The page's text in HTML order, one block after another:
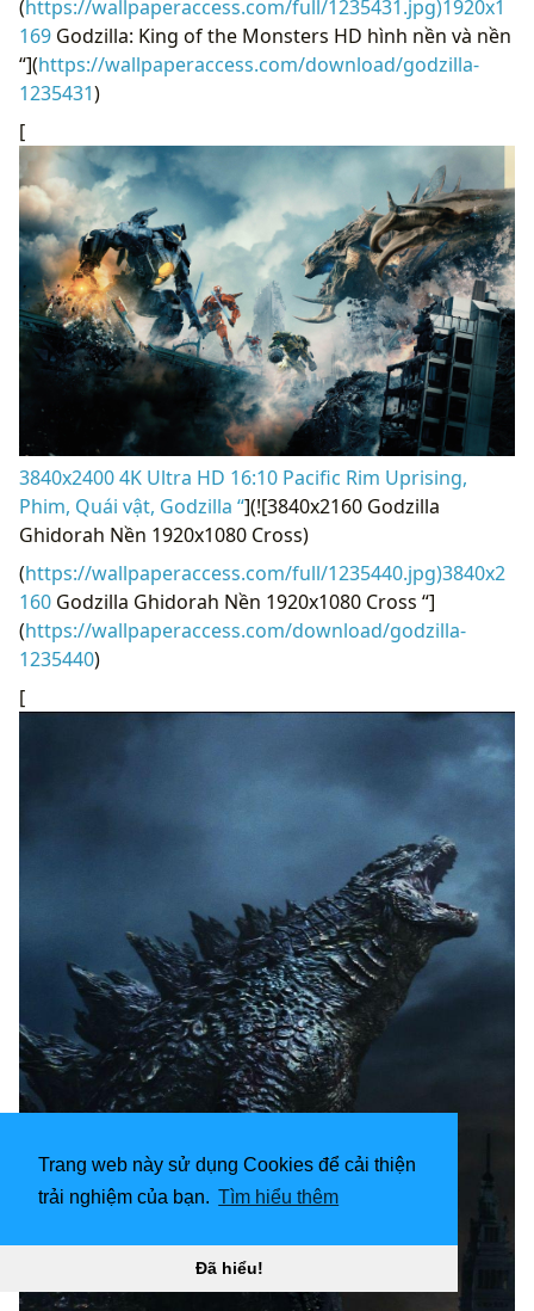
Trang web này sử dụng Cookies để cải thiện
trải nghiệm của bạn. Tìm hiểu thêm
Đã hiểu!
(https://wallpaperaccess.com/full/1235431.jpg)1920x1
169 Godzilla: King of the Monsters HD hình nền và nền
“](https://wallpaperaccess.com/download/godzilla-
1235431)
[
3840x2400 4K Ultra HD 16:10 Pacific Rim Uprising,
Phim, Quái vật, Godzilla “](![3840x2160 Godzilla
Ghidorah Nền 1920x1080 Cross)
(https://wallpaperaccess.com/full/1235440.jpg)3840x2
160 Godzilla Ghidorah Nền 1920x1080 Cross “]
(https://wallpaperaccess.com/download/godzilla-
1235440)
[